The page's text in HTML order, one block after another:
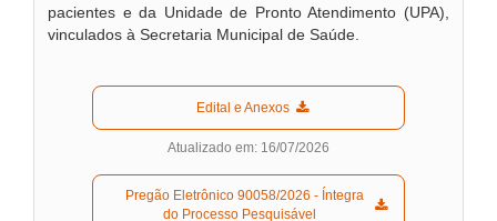
pacientes e da Unidade de Pronto Atendimento (UPA),
vinculados à Secretaria Municipal de Saúde.
  Edital e Anexos
Atualizado em: 16/07/2026
do Processo Pesquisável